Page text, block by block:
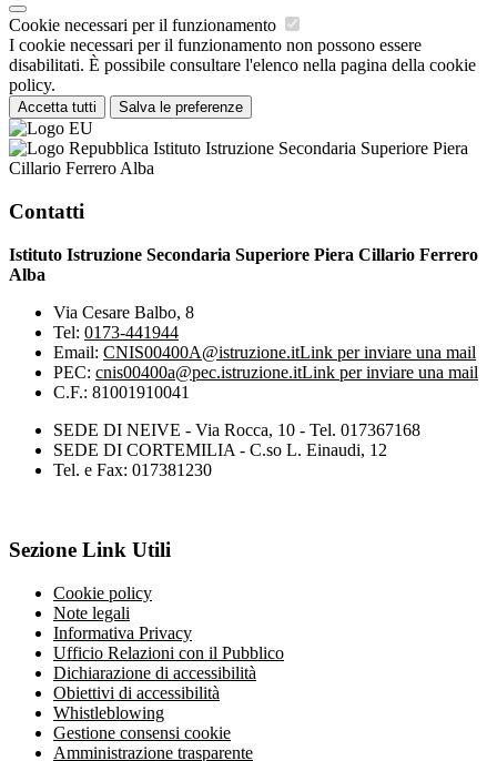
Cookie necessari per il funzionamento
I cookie necessari per il funzionamento non possono essere
disabilitati. È possibile consultare l'elenco nella pagina della cookie
policy.
Accetta tutti Salva le preferenze
Istituto Istruzione Secondaria Superiore Piera
Cillario Ferrero Alba
Contatti
Istituto Istruzione Secondaria Superiore Piera Cillario Ferrero
Alba
Via Cesare Balbo, 8
Tel: 0173-441944
Email: CNIS00400A@istruzione.itLink per inviare una mail
PEC: cnis00400a@pec.istruzione.itLink per inviare una mail
C.F.: 81001910041
SEDE DI NEIVE - Via Rocca, 10 - Tel. 017367168
SEDE DI CORTEMILIA - C.so L. Einaudi, 12
Tel. e Fax: 017381230
Sezione Link Utili
Cookie policy
Note legali
Informativa Privacy
Ufficio Relazioni con il Pubblico
Dichiarazione di accessibilità
Obiettivi di accessibilità
Whistleblowing
Gestione consensi cookie
Amministrazione trasparente